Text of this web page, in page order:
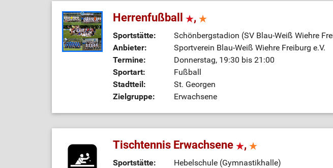
Herrenfußball ,
Sportstätte:
Schönbergstadion (SV Blau-Weiß Wiehre
Anbieter:
Sportverein Blau-Weiß Wiehre Freiburg e.V.
Termine:
Donnerstag, 19:30 bis 21:00
Sportart:
Fußball
Stadtteil:
St. Georgen
Zielgruppe:
Erwachsene
Tischtennis Erwachsene ,
Sportstätte:
Hebelschule (Gymnastikhalle)